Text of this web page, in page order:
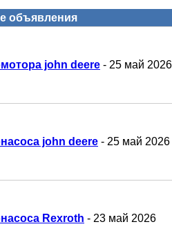
объявления
john deere - 25 май 2026
john deere - 25 май 2026
Rexroth - 23 май 2026